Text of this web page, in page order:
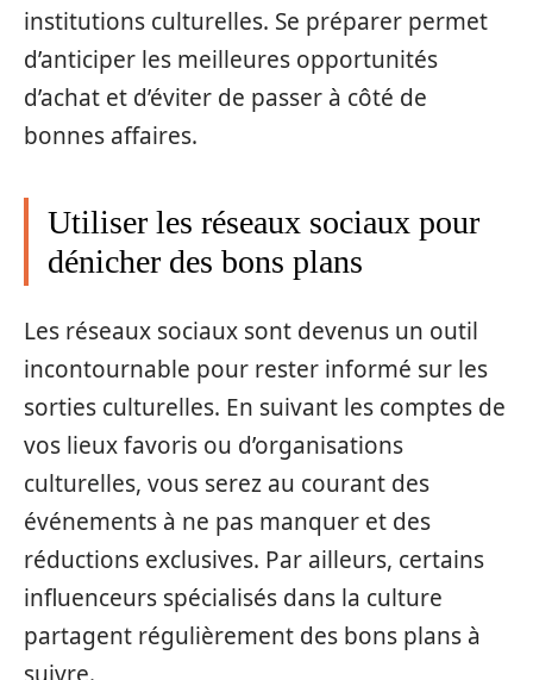
institutions culturelles. Se préparer permet
d’anticiper les meilleures opportunités
d’achat et d’éviter de passer à côté de
bonnes affaires.
Utiliser les réseaux sociaux pour
dénicher des bons plans
Les réseaux sociaux sont devenus un outil
incontournable pour rester informé sur les
sorties culturelles. En suivant les comptes de
vos lieux favoris ou d’organisations
culturelles, vous serez au courant des
événements à ne pas manquer et des
réductions exclusives. Par ailleurs, certains
influenceurs spécialisés dans la culture
partagent régulièrement des bons plans à